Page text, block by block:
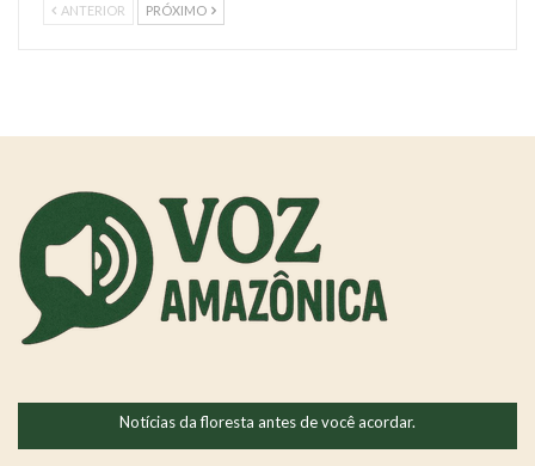
ANTERIOR PRÓXIMO
Notícias da floresta antes de você acordar.